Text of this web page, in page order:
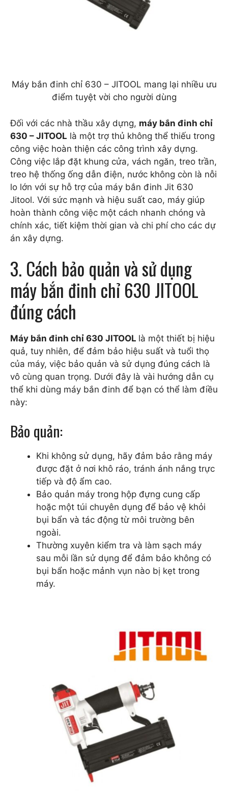
Máy bắn đinh chỉ 630 – JITOOL mang lại nhiều ưu
điểm tuyệt vời cho người dùng
Đối với các nhà thầu xây dựng, máy bắn đinh chỉ
630 – JITOOL là một trợ thủ không thể thiếu trong
công việc hoàn thiện các công trình xây dựng.
Công việc lắp đặt khung cửa, vách ngăn, treo trần,
treo hệ thống ống dẫn điện, nước không còn là nỗi
lo lớn với sự hỗ trợ của máy bắn đinh Jit 630
Jitool. Với sức mạnh và hiệu suất cao, máy giúp
hoàn thành công việc một cách nhanh chóng và
chính xác, tiết kiệm thời gian và chi phí cho các dự
án xây dựng.
3. Cách bảo quản và sử dụng
máy bắn đinh chỉ 630 JITOOL
đúng cách
Máy bắn đinh chỉ 630 JITOOL là một thiết bị hiệu
quả, tuy nhiên, để đảm bảo hiệu suất và tuổi thọ
của máy, việc bảo quản và sử dụng đúng cách là
vô cùng quan trọng. Dưới đây là vài hướng dẫn cụ
thể khi dùng máy bắn đinh để bạn có thể làm điều
này:
Bảo quản:
Khi không sử dụng, hãy đảm bảo rằng máy
được đặt ở nơi khô ráo, tránh ánh nắng trực
tiếp và độ ẩm cao.
Bảo quản máy trong hộp đựng cung cấp
hoặc một túi chuyên dụng để bảo vệ khỏi
bụi bẩn và tác động từ môi trường bên
ngoài.
Thường xuyên kiểm tra và làm sạch máy
sau mỗi lần sử dụng để đảm bảo không có
bụi bẩn hoặc mảnh vụn nào bị kẹt trong
máy.